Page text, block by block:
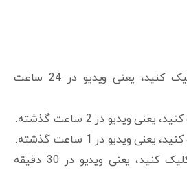
روی آن کلیک کنید، یعنی ویدیو در 24 ساعت
ویدیو در 2 ساعت گذشته.
ویدیو در 1 ساعت گذشته.
روی آن کلیک کنید، یعنی ویدیو در 30 دقیقه